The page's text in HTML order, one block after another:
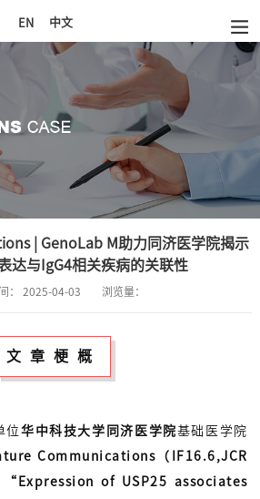
EN 中文
| GenoLab M助力同济医学院揭示
达与IgG4相关疾病的关联性
： 2025-04-03 浏览量：
文章梗概
位华中科技大学同济医学院基础医学院
Communications（IF16.6,JCR
“Expression of USP25 associates